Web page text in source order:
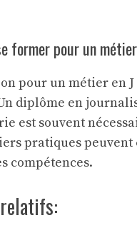
former pour un
pour un métier en
diplôme en
est souvent
pratiques
compétences.